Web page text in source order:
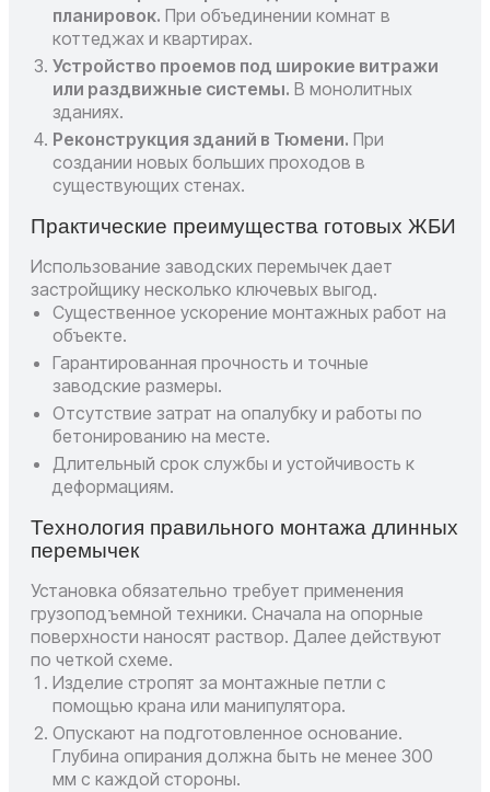
планировок. При объединении комнат в
коттеджах и квартирах.
Устройство проемов под широкие витражи
или раздвижные системы. В монолитных
зданиях.
Реконструкция зданий в Тюмени. При
создании новых больших проходов в
существующих стенах.
Практические преимущества готовых ЖБИ
Использование заводских перемычек дает
застройщику несколько ключевых выгод.
Существенное ускорение монтажных работ на
объекте.
Гарантированная прочность и точные
заводские размеры.
Отсутствие затрат на опалубку и работы по
бетонированию на месте.
Длительный срок службы и устойчивость к
деформациям.
Технология правильного монтажа длинных
перемычек
Установка обязательно требует применения
грузоподъемной техники. Сначала на опорные
поверхности наносят раствор. Далее действуют
по четкой схеме.
Изделие стропят за монтажные петли с
помощью крана или манипулятора.
Опускают на подготовленное основание.
Глубина опирания должна быть не менее 300
мм с каждой стороны.